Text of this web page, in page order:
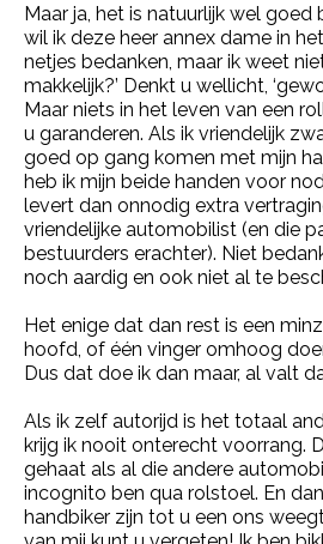
Maar ja, het is natuurlijk wel
wil ik deze heer annex dame in
netjes bedanken, maar ik weet
makkelijk?’ Denkt u wellicht,
Maar niets in het leven van een
u garanderen. Als ik vriendelijk
goed op gang komen met mijn
heb ik mijn beide handen voor
levert dan onnodig extra
vriendelijke automobilist (en die
bestuurders erachter). Niet
noch aardig en ook niet al te
Het enige dat dan rest is een
hoofd, of één vinger omhoog
Dus dat doe ik dan maar, al valt
Als ik zelf autorijd is het totaal
krijg ik nooit onterecht voorrang.
gehaat als al die andere
incognito ben qua rolstoel. En
handbiker zijn tot u een ons